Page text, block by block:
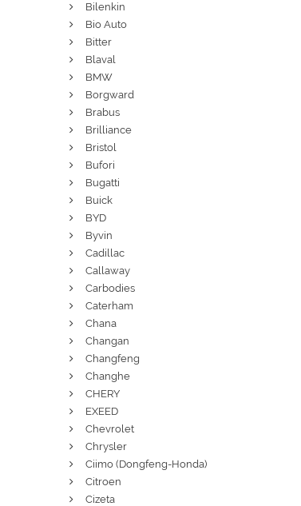
Bilenkin
Bio Auto
Bitter
Blaval
BMW
Borgward
Brabus
Brilliance
Bristol
Bufori
Bugatti
Buick
BYD
Byvin
Cadillac
Callaway
Carbodies
Caterham
Chana
Changan
Changfeng
Changhe
CHERY
EXEED
Chevrolet
Chrysler
Ciimo (Dongfeng-Honda)
Citroen
Cizeta